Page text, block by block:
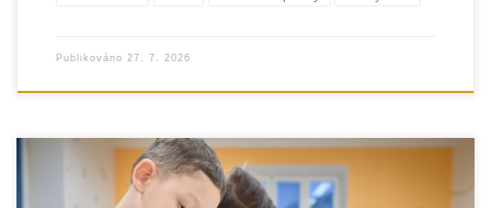
Publikováno 27. 7. 2026